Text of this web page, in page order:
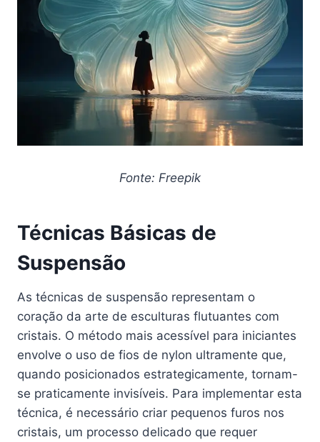
Fonte: Freepik
Técnicas Básicas de
Suspensão
As técnicas de suspensão representam o
coração da arte de esculturas flutuantes com
cristais. O método mais acessível para iniciantes
envolve o uso de fios de nylon ultramente que,
quando posicionados estrategicamente, tornam-
se praticamente invisíveis. Para implementar esta
técnica, é necessário criar pequenos furos nos
cristais, um processo delicado que requer